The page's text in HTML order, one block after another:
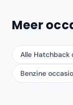
Meer
Alle Hatchback
Benzine